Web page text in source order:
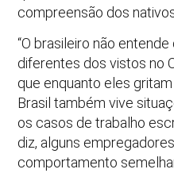
compreensão dos
“O brasileiro não
diferentes dos vistos no
que enquanto eles
Brasil também vive
os casos de trabalho
diz, alguns
comportamento